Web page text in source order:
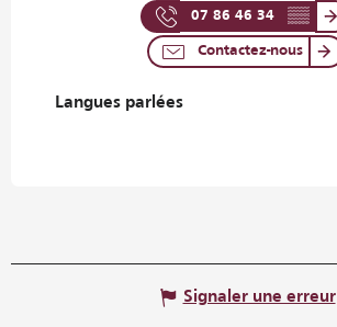
07 86 46 34 ▒▒
Contactez-nous
Langues parlées
Langues parlées
Signaler une erreur